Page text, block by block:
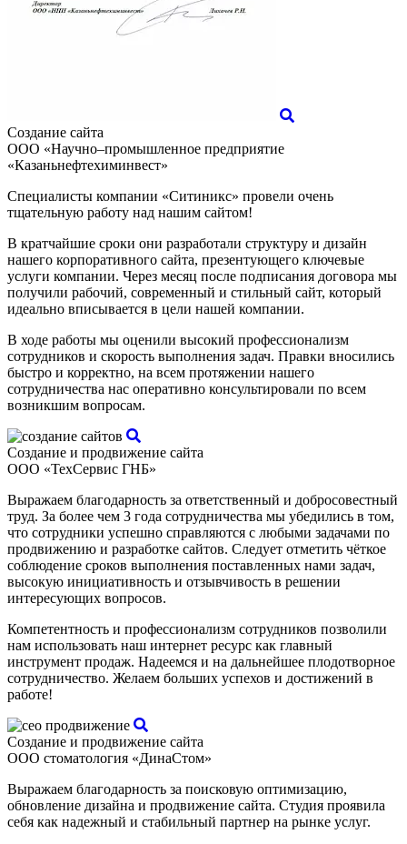
Создание сайта
ООО «Научно–промышленное предприятие
«Казаньнефтехиминвест»
Специалисты компании «Ситиникс» провели очень
тщательную работу над нашим сайтом!
В кратчайшие сроки они разработали структуру и дизайн
нашего корпоративного сайта, презентующего ключевые
услуги компании. Через месяц после подписания договора мы
получили рабочий, современный и стильный сайт, который
идеально вписывается в цели нашей компании.
В ходе работы мы оценили высокий профессионализм
сотрудников и скорость выполнения задач. Правки вносились
быстро и корректно, на всем протяжении нашего
сотрудничества нас оперативно консультировали по всем
возникшим вопросам.
Создание и продвижение сайта
ООО «ТехСервис ГНБ»
Выражаем благодарность за ответственный и добросовестный
труд. За более чем 3 года сотрудничества мы убедились в том,
что сотрудники успешно справляются с любыми задачами по
продвижению и разработке сайтов. Следует отметить чёткое
соблюдение сроков выполнения поставленных нами задач,
высокую инициативность и отзывчивость в решении
интересующих вопросов.
Компетентность и профессионализм сотрудников позволили
нам использовать наш интернет ресурс как главный
инструмент продаж. Надеемся и на дальнейшее плодотворное
сотрудничество. Желаем больших успехов и достижений в
работе!
Создание и продвижение сайта
ООО стоматология «ДинаСтом»
Выражаем благодарность за поисковую оптимизацию,
обновление дизайна и продвижение сайта. Студия проявила
себя как надежный и стабильный партнер на рынке услуг.